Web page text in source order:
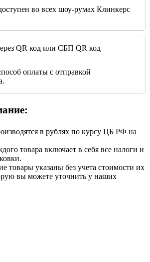
во всех шоу-румах Клинкерс
QR код или СБП QR код
оплаты с отправкой
в рублях по курсу ЦБ РФ на
товара включает в себя все налоги и
товары указаны без учета стоимости их
вы можете уточнить у наших